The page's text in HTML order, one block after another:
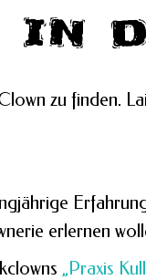
in
zu finden.
erlernen
„Praxis